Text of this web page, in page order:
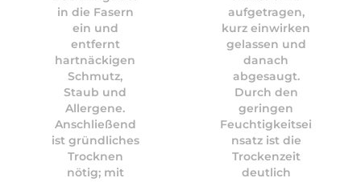
in die Fasern
ein und
entfernt
hartnäckigen
Schmutz,
Staub und
Allergene.
Anschließend
ist gründliches
Trocknen
nötig; mit
aufgetragen,
kurz einwirken
gelassen und
danach
abgesaugt.
Durch den
geringen
Feuchtigkeitsei
nsatz ist die
Trockenzeit
deutlich